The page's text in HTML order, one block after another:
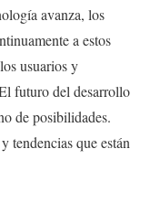
avanza, los
a estos
usuarios y
futuro del desarrollo
de posibilidades.
tendencias que están